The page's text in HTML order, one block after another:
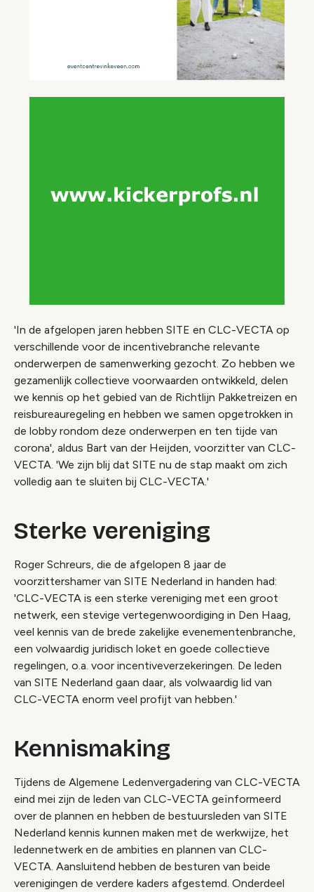
'In de afgelopen jaren hebben SITE en CLC-VECTA op
verschillende voor de incentivebranche relevante
onderwerpen de samenwerking gezocht. Zo hebben we
gezamenlijk collectieve voorwaarden ontwikkeld, delen
we kennis op het gebied van de Richtlijn Pakketreizen en
reisbureauregeling en hebben we samen opgetrokken in
de lobby rondom deze onderwerpen en ten tijde van
corona', aldus Bart van der Heijden, voorzitter van CLC-
VECTA. 'We zijn blij dat SITE nu de stap maakt om zich
volledig aan te sluiten bij CLC-VECTA.'
Sterke vereniging
Roger Schreurs, die de afgelopen 8 jaar de
voorzittershamer van SITE Nederland in handen had:
'CLC-VECTA is een sterke vereniging met een groot
netwerk, een stevige vertegenwoordiging in Den Haag,
veel kennis van de brede zakelijke evenementenbranche,
een volwaardig juridisch loket en goede collectieve
regelingen, o.a. voor incentiveverzekeringen. De leden
van SITE Nederland gaan daar, als volwaardig lid van
CLC-VECTA enorm veel profijt van hebben.'
Kennismaking
Tijdens de Algemene Ledenvergadering van CLC-VECTA
eind mei zijn de leden van CLC-VECTA geïnformeerd
over de plannen en hebben de bestuursleden van SITE
Nederland kennis kunnen maken met de werkwijze, het
ledennetwerk en de ambities en plannen van CLC-
VECTA. Aansluitend hebben de besturen van beide
verenigingen de verdere kaders afgestemd. Onderdeel